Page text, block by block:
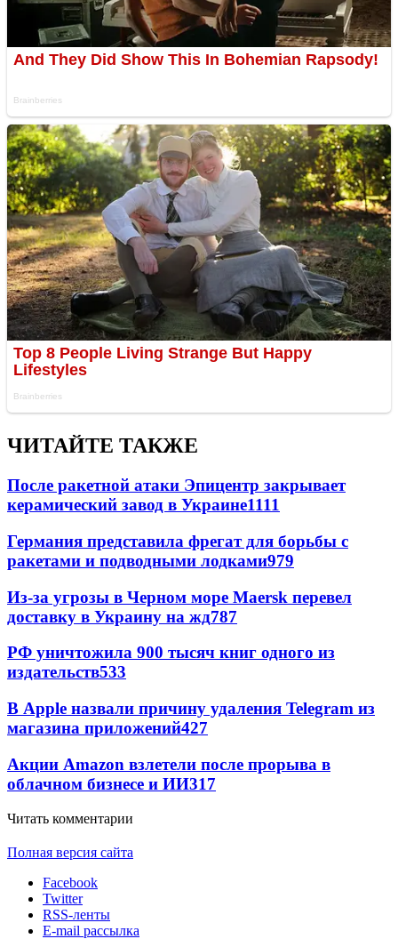
ЧИТАЙТЕ ТАКЖЕ
После ракетной атаки Эпицентр закрывает
керамический завод в Украине1111
Германия представила фрегат для борьбы с
ракетами и подводными лодками979
Из-за угрозы в Черном море Maersk перевел
доставку в Украину на жд787
РФ уничтожила 900 тысяч книг одного из
издательств533
В Apple назвали причину удаления Telegram из
магазина приложений427
Акции Amazon взлетели после прорыва в
облачном бизнесе и ИИ317
Читать комментарии
Полная версия сайта
Facebook
Twitter
RSS-ленты
E-mail рассылка